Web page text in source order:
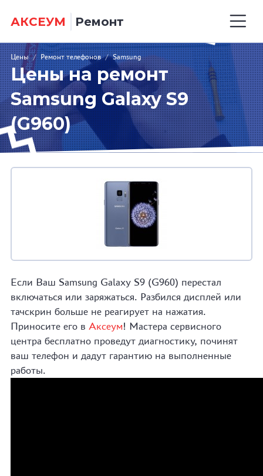
АКСЕУМ Ремонт
Цены / Ремонт телефонов / Samsung
Цены на ремонт
Samsung Galaxy S9
(G960)
Если Ваш Samsung Galaxy S9 (G960) перестал
включаться или заряжаться. Разбился дисплей или
тачскрин больше не реагирует на нажатия.
Приносите его в Аксеум! Мастера сервисного
центра бесплатно проведут диагностику, починят
ваш телефон и дадут гарантию на выполненные
работы.